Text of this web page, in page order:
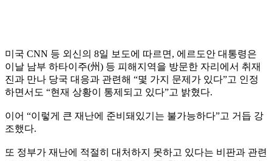
미국 CNN 등 외신의 8일 보도에 따르면, 에르도안 대통령은
이날 남부 하타이주(州) 등 피해지역을 방문한 자리에서 취재
진과 만나 당국 대응과 관련해 “몇 가지 문제가 있다”고 인정
하면서도 “현재 상황이 통제되고 있다”고 밝혔다.
이어 “이렇게 큰 재난에 준비돼있기는 불가능하다”고 거듭 강
조했다.
또 정부가 재난에 적절히 대처하지 못하고 있다는 비판과 관련